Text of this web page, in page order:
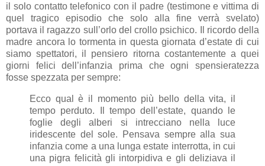
il solo contatto telefonico con il padre (testimone e vittima di
quel tragico episodio che solo alla fine verrà svelato)
portava il ragazzo sull’orlo del crollo psichico. Il ricordo della
madre ancora lo tormenta in questa giornata d’estate di cui
siamo spettatori, il pensiero ritorna costantemente a quei
giorni felici dell’infanzia prima che ogni spensieratezza
fosse spezzata per sempre:
Ecco qual è il momento più bello della vita, il
tempo perduto. Il tempo dell’estate, quando le
foglie degli alberi si intrecciano nella luce
iridescente del sole. Pensava sempre alla sua
infanzia come a una lunga estate interrotta, in cui
una pigra felicità gli intorpidiva e gli deliziava il